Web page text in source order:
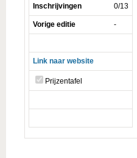
Inschrijvingen 0/13
Vorige editie -
Link naar website
Prijzentafel